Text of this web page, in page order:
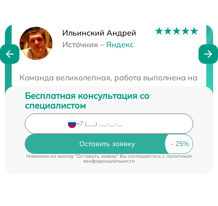
Ильинский Андрей
Источник – Яндекс
Команда великолепная, работа выполнена на
Нужна консультация?
Бесплатная консультация со
специалистом
Оставить заявку
Нажимая на кнопку "Оставить заявку" Вы соглашаетесь cполитикой
конфиденциальности